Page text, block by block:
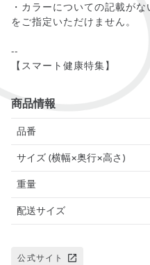
・カラーについての記載が
をご指定いただけません。
--
【スマート健康特集】
商品情報
品番
サイズ (横幅×奥行×高さ)
重量
配送サイズ
公式サイト